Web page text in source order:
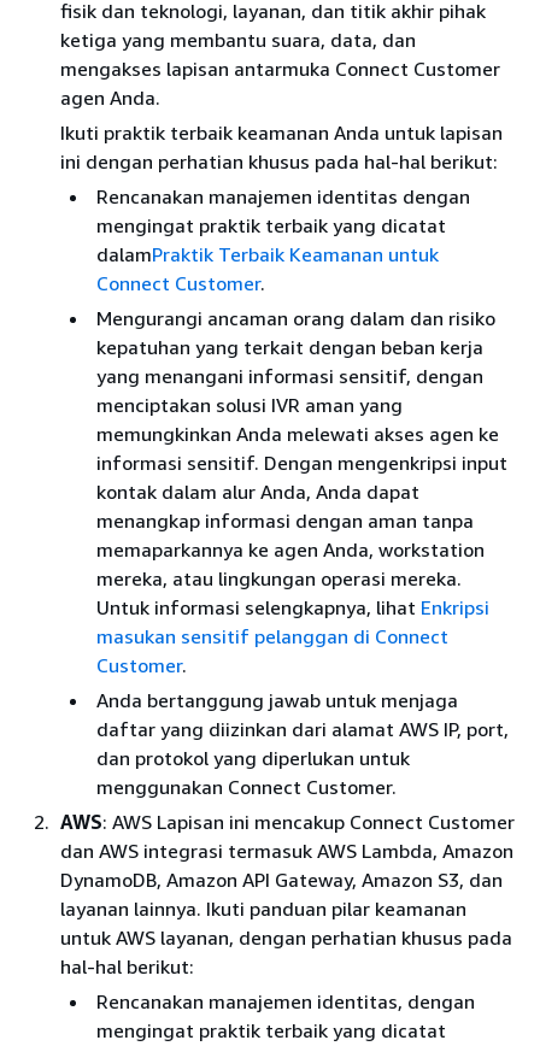
fisik dan teknologi, layanan, dan titik akhir pihak
ketiga yang membantu suara, data, dan
mengakses lapisan antarmuka Connect Customer
agen Anda.
Ikuti praktik terbaik keamanan Anda untuk lapisan
ini dengan perhatian khusus pada hal-hal berikut:
Rencanakan manajemen identitas dengan
mengingat praktik terbaik yang dicatat
dalamPraktik Terbaik Keamanan untuk
Connect Customer.
Mengurangi ancaman orang dalam dan risiko
kepatuhan yang terkait dengan beban kerja
yang menangani informasi sensitif, dengan
menciptakan solusi IVR aman yang
memungkinkan Anda melewati akses agen ke
informasi sensitif. Dengan mengenkripsi input
kontak dalam alur Anda, Anda dapat
menangkap informasi dengan aman tanpa
memaparkannya ke agen Anda, workstation
mereka, atau lingkungan operasi mereka.
Untuk informasi selengkapnya, lihat Enkripsi
masukan sensitif pelanggan di Connect
Customer.
Anda bertanggung jawab untuk menjaga
daftar yang diizinkan dari alamat AWS IP, port,
dan protokol yang diperlukan untuk
menggunakan Connect Customer.
AWS: AWS Lapisan ini mencakup Connect Customer
dan AWS integrasi termasuk AWS Lambda, Amazon
DynamoDB, Amazon API Gateway, Amazon S3, dan
layanan lainnya. Ikuti panduan pilar keamanan
untuk AWS layanan, dengan perhatian khusus pada
hal-hal berikut:
Rencanakan manajemen identitas, dengan
mengingat praktik terbaik yang dicatat